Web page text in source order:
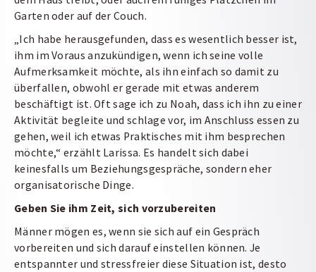
Garten oder auf der Couch.
„Ich habe herausgefunden, dass es wesentlich besser ist,
ihm im Voraus anzukündigen, wenn ich seine volle
Aufmerksamkeit möchte, als ihn einfach so damit zu
überfallen, obwohl er gerade mit etwas anderem
beschäftigt ist. Oft sage ich zu Noah, dass ich ihn zu einer
Aktivität begleite und schlage vor, im Anschluss essen zu
gehen, weil ich etwas Praktisches mit ihm besprechen
möchte,“ erzählt Larissa. Es handelt sich dabei
keinesfalls um Beziehungsgespräche, sondern eher
organisatorische Dinge.
Geben Sie ihm Zeit, sich vorzubereiten
Männer mögen es, wenn sie sich auf ein Gespräch
vorbereiten und sich darauf einstellen können. Je
entspannter und stressfreier diese Situation ist, desto